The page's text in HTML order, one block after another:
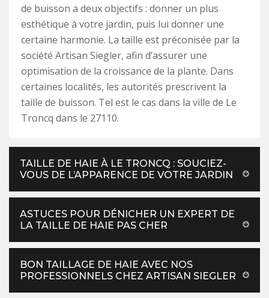
de buisson a deux objectifs : donner un plus
esthétique à votre jardin, puis lui donner une
certaine harmonie. La taille est préconisée par la
société Artisan Siegler, afin d’assurer une
optimisation de la croissance de la plante. Dans
certaines localités, les autorités prescrivent la
taille de buisson. Tel est le cas dans la ville de Le
Troncq dans le 27110.
TAILLE DE HAIE À LE TRONCQ : SOUCIEZ-
VOUS DE L’APPARENCE DE VOTRE JARDIN
ASTUCES POUR DÉNICHER UN EXPERT DE
LA TAILLE DE HAIE PAS CHER
BON TAILLAGE DE HAIE AVEC NOS
PROFESSIONNELS CHEZ ARTISAN SIEGLER